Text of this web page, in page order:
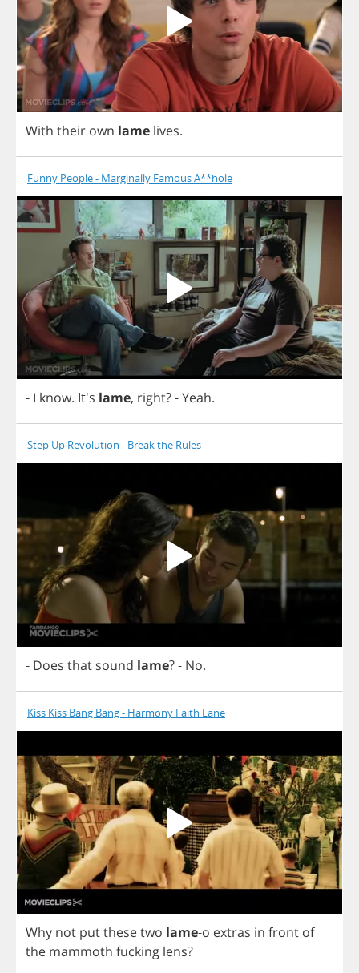
With their own lame lives.
Funny People - Marginally Famous A**hole
- I know. It's lame, right?-Yeah.
Step Up Revolution - Break the Rules
- Does that sound lame?- No.
Kiss Kiss Bang Bang - Harmony Faith Lane
Why not putthesetwo lame-o extras in front of
the mammoth fucking lens?